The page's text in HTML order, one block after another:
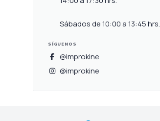
Sábados de 10:00 a 13:45 hrs.
SÍGUENOS
@improkine
@improkine